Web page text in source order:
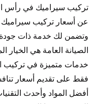
عن أسعار تركيب
وتضمن لك خدمة ذات جودة
الصيانة العامة هي
خدمات متميزة في تركيب
فقط على تقديم أسعار
أفضل المواد وأحدث